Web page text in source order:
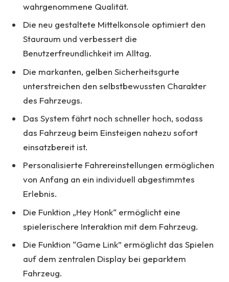
wahrgenommene Qualität.
Die neu gestaltete Mittelkonsole optimiert den
Stauraum und verbessert die
Benutzerfreundlichkeit im Alltag.
Die markanten, gelben Sicherheitsgurte
unterstreichen den selbstbewussten Charakter
des Fahrzeugs.
Das System fährt noch schneller hoch, sodass
das Fahrzeug beim Einsteigen nahezu sofort
einsatzbereit ist.
Personalisierte Fahrereinstellungen ermöglichen
von Anfang an ein individuell abgestimmtes
Erlebnis.
Die Funktion „Hey Honk“ ermöglicht eine
spielerischere Interaktion mit dem Fahrzeug.
Die Funktion “Game Link” ermöglicht das Spielen
auf dem zentralen Display bei geparktem
Fahrzeug.